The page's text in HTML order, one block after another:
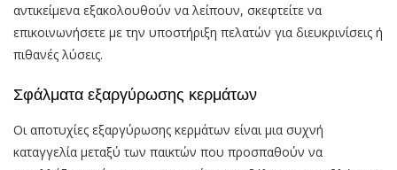
αντικείμενα εξακολουθούν να λείπουν, σκεφτείτε να
επικοινωνήσετε με την υποστήριξη πελατών για διευκρινίσεις ή
πιθανές λύσεις.
Σφάλματα εξαργύρωσης κερμάτων
Οι αποτυχίες εξαργύρωσης κερμάτων είναι μια συχνή
καταγγελία μεταξύ των παικτών που προσπαθούν να